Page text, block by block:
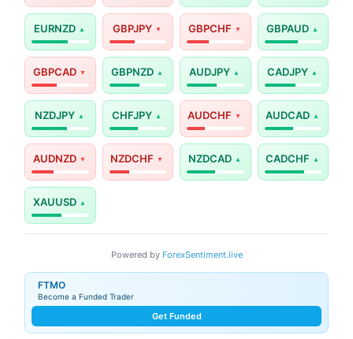
EURNZD GBPJPY GBPCHF GBPAUD
GBPCAD GBPNZD AUDJPY CADJPY
NZDJPY CHFJPY AUDCHF AUDCAD
AUDNZD NZDCHF NZDCAD CADCHF
XAUUSD
Powered by ForexSentiment.live
FTMO
Become a Funded Trader
Get Funded